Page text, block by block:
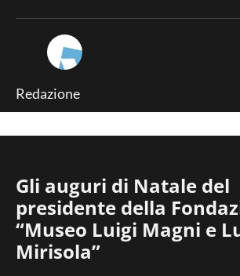
Redazione
Gli auguri di Natale del
presidente della
“Museo Luigi Magni e
Mirisola”